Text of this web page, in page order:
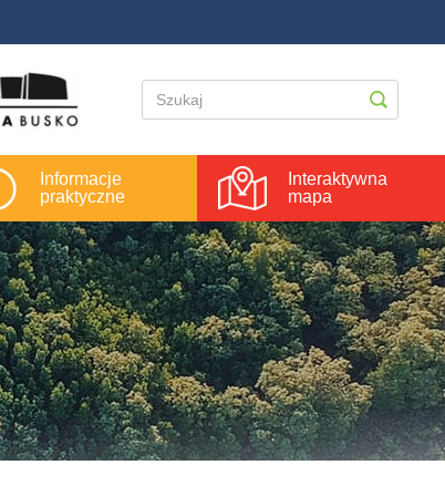
Informacje
praktyczne
Interaktywna
mapa